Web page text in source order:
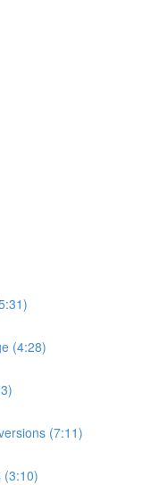
(4:28)
(7:11)
(3:10)